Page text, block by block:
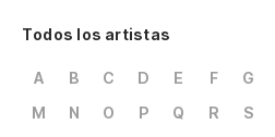
Todos los artistas
A B C D E F G
M
N O P Q R S